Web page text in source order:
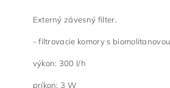
Externý závesný filter.
- filtrovacie komory s
výkon: 300 l/h
príkon: 3 W